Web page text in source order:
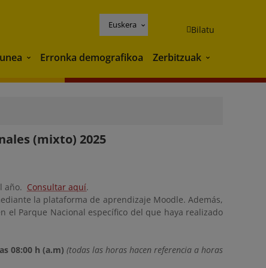
Euskera Bilatu
Ingurunea
Erronka demografikoa Zerbitzuak Zerbitzuak
(mixto) 2025
año. Consultar aquí.
la plataforma de aprendizaje Moodle. Además,
el Parque Nacional específico del que haya realizado
08:00 h (a.m) (todas las horas hacen referencia a horas